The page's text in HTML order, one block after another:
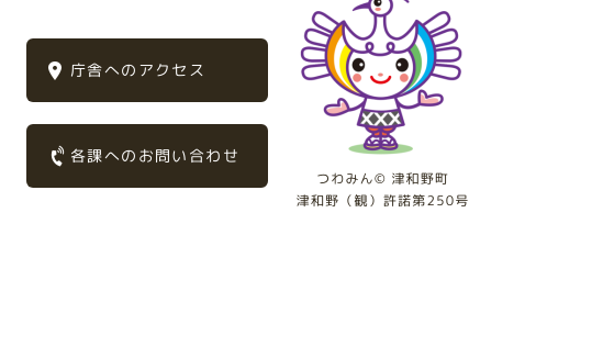
庁舎へのアクセス
各課へのお問い合わせ